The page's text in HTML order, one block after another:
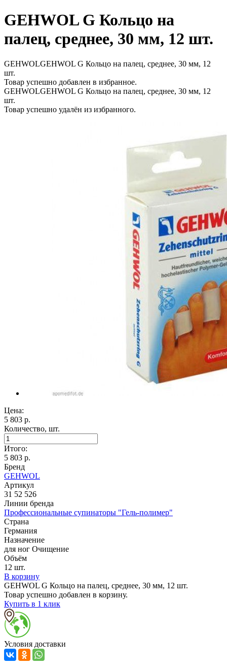
GEHWOL G Кольцо на
палец, среднее, 30 мм, 12 шт.
GEHWOLGEHWOL G Кольцо на палец, среднее, 30 мм, 12
шт.
Товар успешно добавлен в избранное.
GEHWOLGEHWOL G Кольцо на палец, среднее, 30 мм, 12
шт.
Товар успешно удалён из избранного.
Цена:
5 803 р.
Количество, шт.
Итого:
5 803 р.
Бренд
GEHWOL
Артикул
31 52 526
Линии бренда
Профессиональные супинаторы "Гель-полимер"
Страна
Германия
Назначение
для ног Очищение
Объём
12 шт.
В корзину
GEHWOL G Кольцо на палец, среднее, 30 мм, 12 шт.
Товар успешно добавлен в корзину.
Купить в 1 клик
Условия доставки